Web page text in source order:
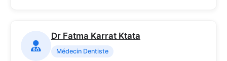
Dr Fatma Karrat Ktata
Médecin Dentiste